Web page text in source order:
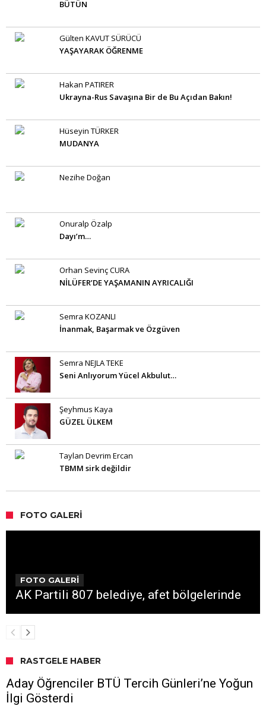
BÜTÜN
Gülten KAVUT SÜRÜCÜ
YAŞAYARAK ÖĞRENME
Hakan PATIRER
Ukrayna-Rus Savaşına Bir de Bu Açıdan Bakın!
Hüseyin TÜRKER
MUDANYA
Nezihe Doğan
Onuralp Özalp
Dayı’m…
Orhan Sevinç CURA
NİLÜFER’DE YAŞAMANIN AYRICALIĞI
Semra KOZANLI
İnanmak, Başarmak ve Özgüven
Semra NEJLA TEKE
Seni Anlıyorum Yücel Akbulut…
Şeyhmus Kaya
GÜZEL ÜLKEM
Taylan Devrim Ercan
TBMM sirk değildir
FOTO GALERI
FOTO GALERİ
AK Partili 807 belediye, afet bölgelerinde
RASTGELE HABER
Aday Öğrenciler BTÜ Tercih Günleri’ne Yoğun
İlgi Gösterdi